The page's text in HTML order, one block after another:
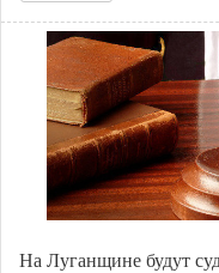
На Луганщине будут